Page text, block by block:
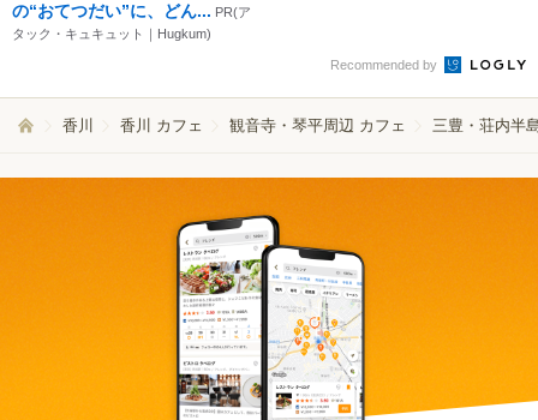
の“おてつだい”に、どん... PR(ア
タック・キュキュット｜Hugkum)
Recommended by
香川 香川 カフェ 観音寺・琴平周辺 カフェ 三豊・荘内半